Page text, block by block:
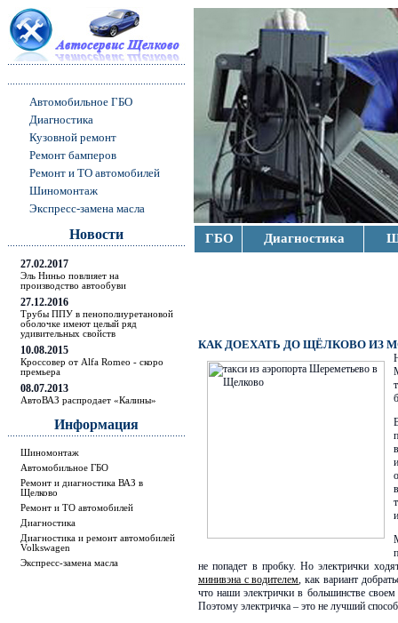
Автомобильное ГБО
Диагностика
Кузовной ремонт
Ремонт бамперов
Ремонт и ТО автомобилей
Шиномонтаж
Экспресс-замена масла
Новости
27.02.2017
Эль Ниньо повлияет на
производство автообуви
27.12.2016
Трубы ППУ в пенополиуретановой
оболочке имеют целый ряд
удивительных свойств
10.08.2015
Кроссовер от Alfa Romeo - скоро
премьера
08.07.2013
АвтоВАЗ распродает «Калины»
Информация
Шиномонтаж
Автомобильное ГБО
Ремонт и диагностика ВАЗ в
Щелково
Ремонт и ТО автомобилей
Диагностика
Диагностика и ремонт автомобилей
Volkswagen
Экспресс-замена масла
ГБО Диагностика
КАК ДОЕХАТЬ ДО ЩЁЛКОВО ИЗ
не попадет в пробку. Но электрички
минивэна с водителем, как вариант
что наши электрички в большинстве
Поэтому электричка – это не лучший